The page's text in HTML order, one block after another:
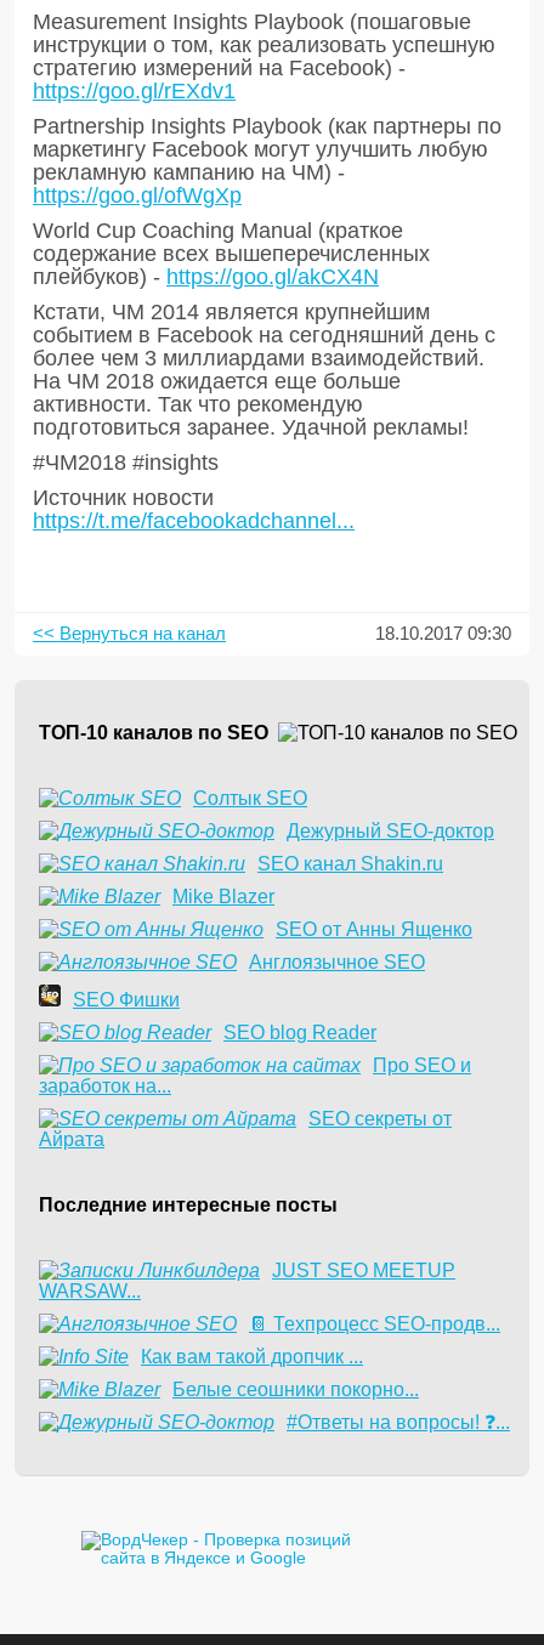
Measurement Insights Playbook (пошаговые
инструкции о том, как реализовать успешную
стратегию измерений на Facebook) -
https://goo.gl/rEXdv1
Partnership Insights Playbook (как партнеры по
маркетингу Facebook могут улучшить любую
рекламную кампанию на ЧМ) -
https://goo.gl/ofWgXp
World Cup Coaching Manual (краткое
содержание всех вышеперечисленных
плейбуков) - https://goo.gl/akCX4N
Кстати, ЧМ 2014 является крупнейшим
событием в Facebook на сегодняшний день с
более чем 3 миллиардами взаимодействий.
На ЧМ 2018 ожидается еще больше
активности. Так что рекомендую
подготовиться заранее. Удачной рекламы!
#ЧМ2018 #insights
Источник новости
https://t.me/facebookadchannel...
<< Вернуться на канал 18.10.2017 09:30
ТОП-10 каналов по SEO
Солтык SEO
Дежурный SEO-доктор
SEO канал Shakin.ru
Mike Blazer
SEO от Анны Ященко
Англоязычное SEO
SEO Фишки
SEO blog Reader
Про SEO и
заработок на...
SEO секреты от
Айрата
Последние интересные посты
JUST SEO MEETUP
WARSAW...
📔 Техпроцесс SEO-продв...
Как вам такой дропчик ...
Белые сеошники покорно...
#Ответы на вопросы! ❓...